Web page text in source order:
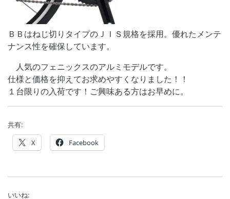
ＢＢはねじ切りタイプのＪＩＳ規格を採用。優れたメンテ
ナンス性を確保しています。
人気のフェニックスのアルミモデルです。
仕様と価格を抑えてお求めやすくなりました！！
１台限りの入荷です！ご興味ある方はお早めに。
共有:
X Facebook
いいね: